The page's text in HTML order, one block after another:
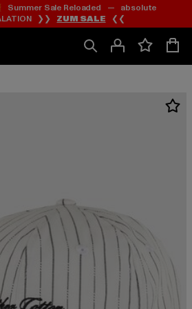
Zum
Inhalt
springen
Zum
Fußzeile
springen
Sale Reloaded — absolute
❯❯ ZUM SALE ❮❮